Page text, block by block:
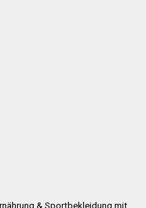
& Sportbekleidung mit